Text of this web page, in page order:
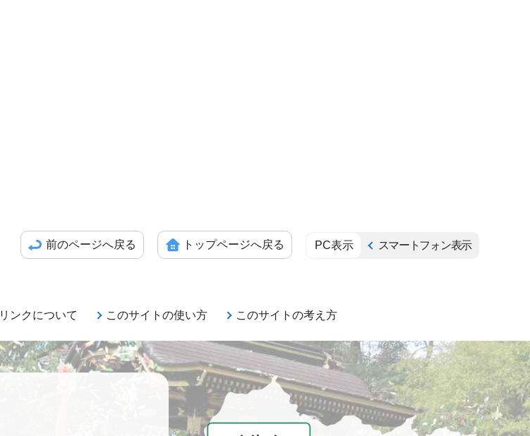
前のページへ戻る トップページへ戻る PC表示 スマートフォン表示
リンクについて このサイトの使い方 このサイトの考え方